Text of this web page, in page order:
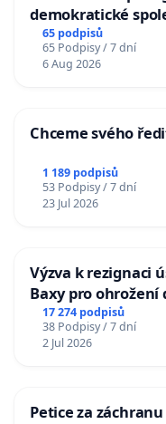
demokratické
65 podpisů
65 Podpisy / 7 dní
6 Aug 2026
Chceme svého
1 189 podpisů
53 Podpisy / 7 dní
23 Jul 2026
Výzva k rezignaci
Baxy pro ohrožení
17 274 podpisů
38 Podpisy / 7 dní
2 Jul 2026
Petice za